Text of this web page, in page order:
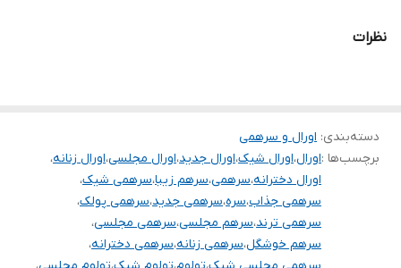
دوستان عزیز در هنگام انتخاب مدل دقت کنید مشخصات لباس ها زیر
آنها درج شده است چون این سایت امکان مرجوع ندارد و فقط امکان
تعویض سایز دارد.
نظرات
دسته‌بندی: اورال و سرهمی
برچسب‌ها :اورال،اورال شیک،اورال جدید،اورال مجلسی،اورال زنانه،
اورال دخترانه،سرهمی،سرهم زیبا،سرهمی شیک،
سرهمی جذاب،سره،سرهمی جدید،سرهمی پولک،
سرهمی ترند،سرهم مجلسی،سرهمی مجلسی،
سرهم خوشگل،سرهمی زنانه،سرهمی دخترانه،